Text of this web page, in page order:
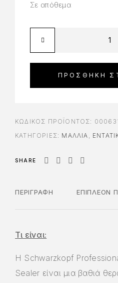
Σε απόθεμα
ΠΡΟΣΘΉΚΗ
ΚΩΔΙΚΌΣ ΠΡΟΪΌΝΤΟΣ:
ΚΑΤΗΓΟΡΊΕΣ: ΜΑΛΛΙΑ ,
SHARE
ΠΕΡΙΓΡΑΦΉ ΕΠΙΠΛΈΟΝ
Τι είναι:
Η Schwarzkopf
Sealer είναι μια βαθιά